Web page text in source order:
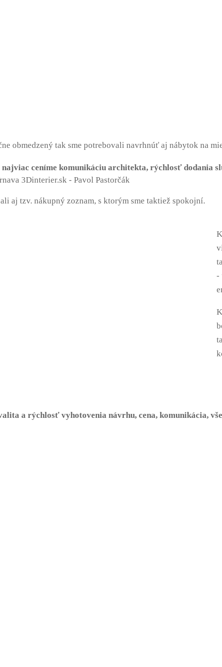
obmedzený tak sme potrebovali navrhnúť aj nábytok na
najviac ceníme komunikáciu architekta, rýchlosť dodania
aj tzv. nákupný zoznam, s ktorým sme taktiež spokojní.
-
a rýchlosť vyhotovenia návrhu, cena, komunikácia,